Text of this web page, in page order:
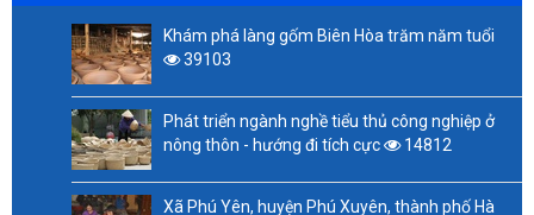
Khám phá làng gốm Biên Hòa trăm năm tuổi
39103
Phát triển ngành nghề tiểu thủ công nghiệp ở
nông thôn - hướng đi tích cực
14812
Xã Phú Yên, huyện Phú Xuyên, thành phố Hà